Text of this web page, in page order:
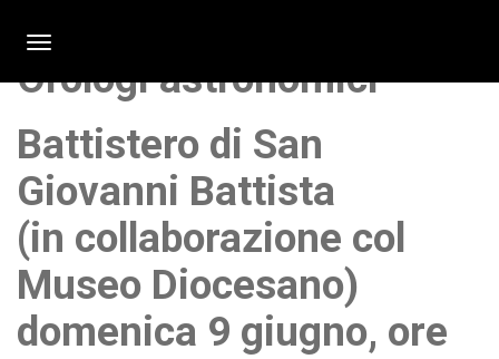
Toggle Navigation
Orologi astronomici
Battistero di San
Giovanni Battista
(in collaborazione col
Museo Diocesano)
domenica 9 giugno, ore